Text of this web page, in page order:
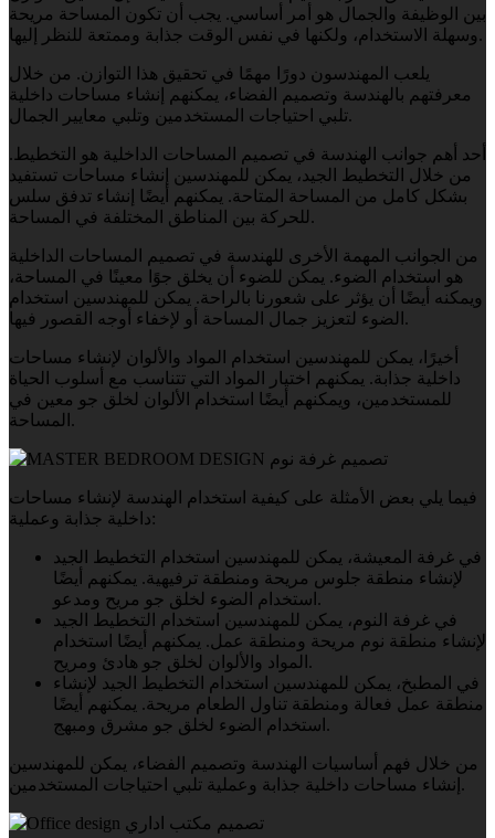
بين الوظيفة والجمال هو أمر أساسي. يجب أن تكون المساحة مريحة
وسهلة الاستخدام، ولكنها في نفس الوقت جذابة وممتعة للنظر إليها.
يلعب المهندسون دورًا مهمًا في تحقيق هذا التوازن. من خلال
معرفتهم بالهندسة وتصميم الفضاء، يمكنهم إنشاء مساحات داخلية
تلبي احتياجات المستخدمين وتلبي معايير الجمال.
أحد أهم جوانب الهندسة في تصميم المساحات الداخلية هو التخطيط.
من خلال التخطيط الجيد، يمكن للمهندسين إنشاء مساحات تستفيد
بشكل كامل من المساحة المتاحة. يمكنهم أيضًا إنشاء تدفق سلس
للحركة بين المناطق المختلفة في المساحة.
من الجوانب المهمة الأخرى للهندسة في تصميم المساحات الداخلية
هو استخدام الضوء. يمكن للضوء أن يخلق جوًا معينًا في المساحة،
ويمكنه أيضًا أن يؤثر على شعورنا بالراحة. يمكن للمهندسين استخدام
الضوء لتعزيز جمال المساحة أو لإخفاء أوجه القصور فيها.
أخيرًا، يمكن للمهندسين استخدام المواد والألوان لإنشاء مساحات
داخلية جذابة. يمكنهم اختيار المواد التي تتناسب مع أسلوب الحياة
للمستخدمين، ويمكنهم أيضًا استخدام الألوان لخلق جو معين في
المساحة.
فيما يلي بعض الأمثلة على كيفية استخدام الهندسة لإنشاء مساحات
داخلية جذابة وعملية:
في غرفة المعيشة، يمكن للمهندسين استخدام التخطيط الجيد
لإنشاء منطقة جلوس مريحة ومنطقة ترفيهية. يمكنهم أيضًا
استخدام الضوء لخلق جو مريح ومدعو.
في غرفة النوم، يمكن للمهندسين استخدام التخطيط الجيد
لإنشاء منطقة نوم مريحة ومنطقة عمل. يمكنهم أيضًا استخدام
المواد والألوان لخلق جو هادئ ومريح.
في المطبخ، يمكن للمهندسين استخدام التخطيط الجيد لإنشاء
منطقة عمل فعالة ومنطقة تناول الطعام مريحة. يمكنهم أيضًا
استخدام الضوء لخلق جو مشرق ومبهج.
من خلال فهم أساسيات الهندسة وتصميم الفضاء، يمكن للمهندسين
إنشاء مساحات داخلية جذابة وعملية تلبي احتياجات المستخدمين.